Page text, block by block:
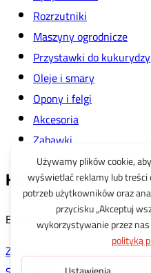
Rozrzutniki
Maszyny ogrodnicze
Przystawki do kukurydzy
Oleje i smary
Opony i felgi
Akcesoria
Zabawki
Koszyk
Brak produktów w koszyku.
Zamknij